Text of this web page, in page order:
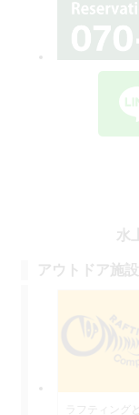
水
アウトドア施設
ラフティング